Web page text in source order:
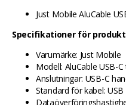
Just Mobile AluCable
Specifikationer för
Varumärke: Just Mobile
Modell: AluCable USB-
Anslutningar: USB-C
Standard för kabel: USB